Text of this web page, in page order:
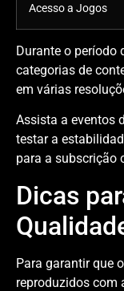
Acesso a Jogos
Durante o período
categorias de
em várias
Assista a eventos
testar a
para a subscrição
Dicas
Para garantir que
reproduzidos com